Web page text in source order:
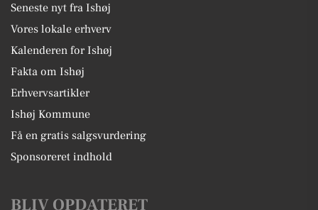
Seneste nyt fra Ishøj
Vores lokale erhverv
Kalenderen for Ishøj
Fakta om Ishøj
Erhvervsartikler
Ishøj Kommune
Få en gratis salgsvurdering
Sponsoreret indhold
BLIV OPDATERET